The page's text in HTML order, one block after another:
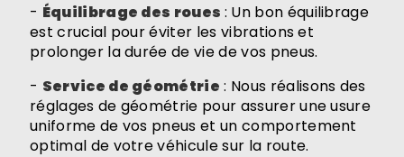
- Équilibrage des roues : Un bon équilibrage
est crucial pour éviter les vibrations et
prolonger la durée de vie de vos pneus.
- Service de géométrie : Nous réalisons des
réglages de géométrie pour assurer une usure
uniforme de vos pneus et un comportement
optimal de votre véhicule sur la route.